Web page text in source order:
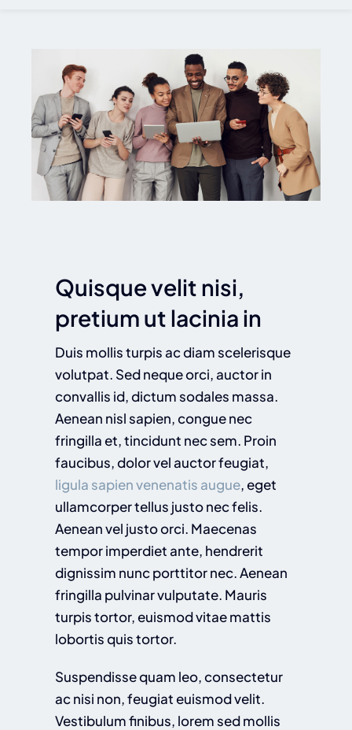
Quisque velit nisi,
pretium ut lacinia in
Duis mollis turpis ac diam scelerisque
volutpat. Sed neque orci, auctor in
convallis id, dictum sodales massa.
Aenean nisl sapien, congue nec
fringilla et, tincidunt nec sem. Proin
faucibus, dolor vel auctor feugiat,
ligula sapien venenatis augue, eget
ullamcorper tellus justo nec felis.
Aenean vel justo orci. Maecenas
tempor imperdiet ante, hendrerit
dignissim nunc porttitor nec. Aenean
fringilla pulvinar vulputate. Mauris
turpis tortor, euismod vitae mattis
lobortis quis tortor.
Suspendisse quam leo, consectetur
ac nisi non, feugiat euismod velit.
Vestibulum finibus, lorem sed mollis